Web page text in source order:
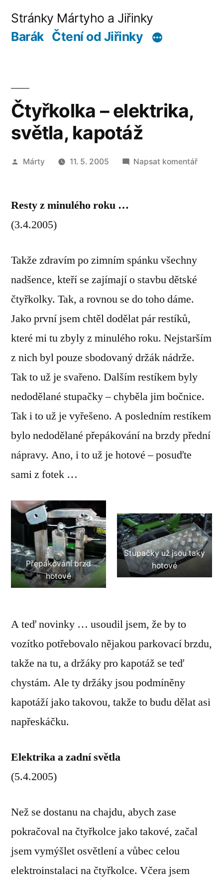
Stránky Mártyho a Jiřinky
Barák Čtení od Jiřinky
Čtyřkolka – elektrika,
světla, kapotáž
Autor
Márty 11. 5. 2005 Napsat komentářpro
Resty z minulého roku …
(3.4.2005)
Takže zdravím po zimním spánku všechny
nadšence, kteří se zajímají o stavbu dětské
čtyřkolky. Tak, a rovnou se do toho dáme.
Jako první jsem chtěl dodělat pár restíků,
které mi tu zbyly z minulého roku. Nejstarším
z nich byl pouze sbodovaný držák nádrže.
Tak to už je svařeno. Dalším restíkem byly
nedodělané stupačky – chyběla jim bočnice.
Tak i to už je vyřešeno. A posledním restíkem
bylo nedodělané přepákování na brzdy přední
nápravy. Ano, i to už je hotové – posuďte
sami z fotek …
Přepákování brzd
hotové
Stupačky už jsou taky
hotové
A teď novinky … usoudil jsem, že by to
vozítko potřebovalo nějakou parkovací brzdu,
takže na tu, a držáky pro kapotáž se teď
chystám. Ale ty držáky jsou podmíněny
kapotáží jako takovou, takže to budu dělat asi
napřeskáčku.
Elektrika a zadní světla
(5.4.2005)
Než se dostanu na chajdu, abych zase
pokračoval na čtyřkolce jako takové, začal
jsem vymýšlet osvětlení a vůbec celou
elektroinstalaci na čtyřkolce. Včera jsem